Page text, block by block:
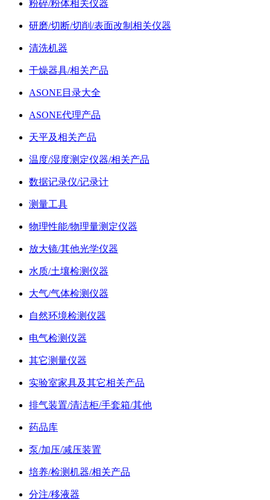
粉碎/粉体相关仪器
研磨/切断/切削/表面改制相关仪器
清洗机器
干燥器具/相关产品
ASONE目录大全
ASONE代理产品
天平及相关产品
温度/湿度测定仪器/相关产品
数据记录仪/记录计
测量工具
物理性能/物理量测定仪器
放大镜/其他光学仪器
水质/土壤检测仪器
大气/气体检测仪器
自然环境检测仪器
电气检测仪器
其它测量仪器
实验室家具及其它相关产品
排气装置/清洁柜/手套箱/其他
药品库
泵/加压/减压装置
培养/检测机器/相关产品
分注/移液器